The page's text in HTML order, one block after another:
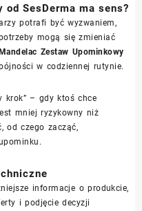
SesDerma ma sens?
potrafi być wyzwaniem,
mogą się zmieniać
Zestaw Upominkowy
w codziennej rutynie.
krok” – gdy ktoś chce
mniej ryzykowny niż
od czego zacząć,
informacje o produkcie,
i podjęcie decyzji